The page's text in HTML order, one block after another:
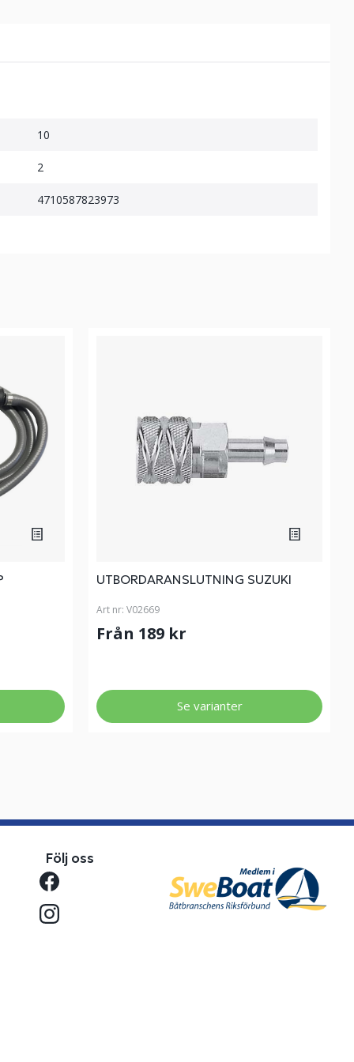
10
2
4710587823973
UTBORDARANSLUTNING SUZUKI
Art nr: V02669
Från 189 kr
Se varianter
Följ oss